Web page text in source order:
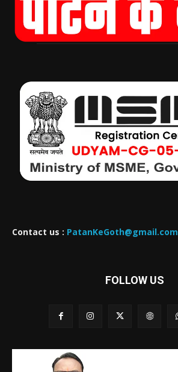
Contact us : PatanKeGoth@gmail.com
FOLLOW US